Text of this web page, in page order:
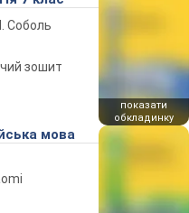
Соболь
зошит
показати
обкладинку
мова